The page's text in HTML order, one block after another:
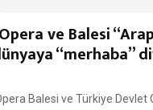
ve Balesi
“merhaba”
Balesi ve Türkiye Devlet